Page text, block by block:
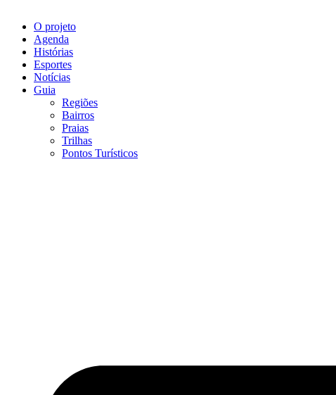
O projeto
Agenda
Histórias
Esportes
Notícias
Guia
Regiões
Bairros
Praias
Trilhas
Pontos Turísticos